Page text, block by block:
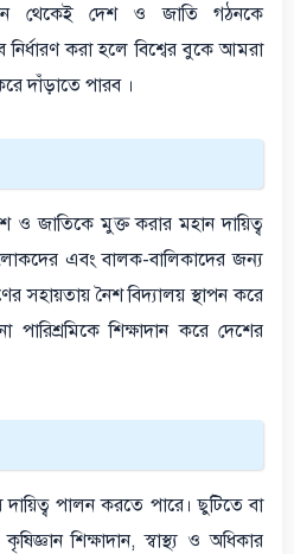
থেকেই দেশ ও জাতি গঠনকে
করা হলে বিশ্বের বুকে আমরা
দাঁড়াতে পারব ।
ও জাতিকে মুক্ত করার মহান দায়িত্ব
লোকদের এবং বালক-বালিকাদের জন্য
সহায়তায় নৈশ বিদ্যালয় স্থাপন করে
পারিশ্রমিকে শিক্ষাদান করে দেশের
দায়িত্ব পালন করতে পারে। ছুটিতে বা
শিক্ষাদান, স্বাস্থ্য ও অধিকার